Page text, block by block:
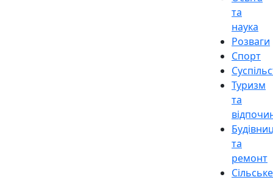
та
наука
Розваги
Спорт
Туризм
та
та
ремонт
Сільське